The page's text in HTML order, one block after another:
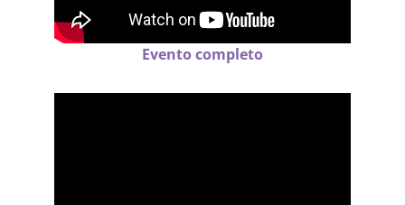
Evento completo